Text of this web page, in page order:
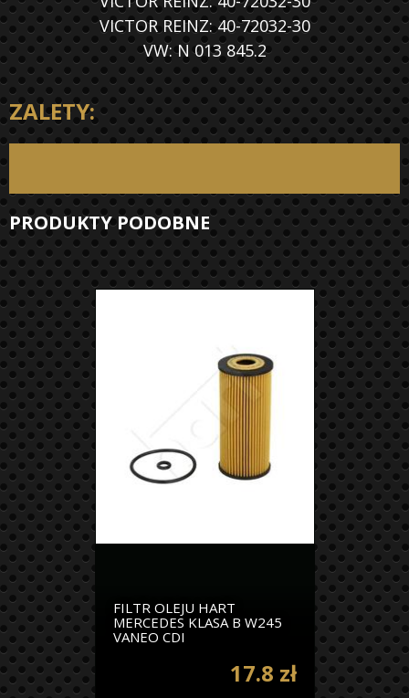
VICTOR REINZ: 40-72032-30
VW: N 013 845.2
ZALETY:
PRODUKTY PODOBNE
FILTR OLEJU HART
MERCEDES KLASA B W245
VANEO CDI
17.8 zł